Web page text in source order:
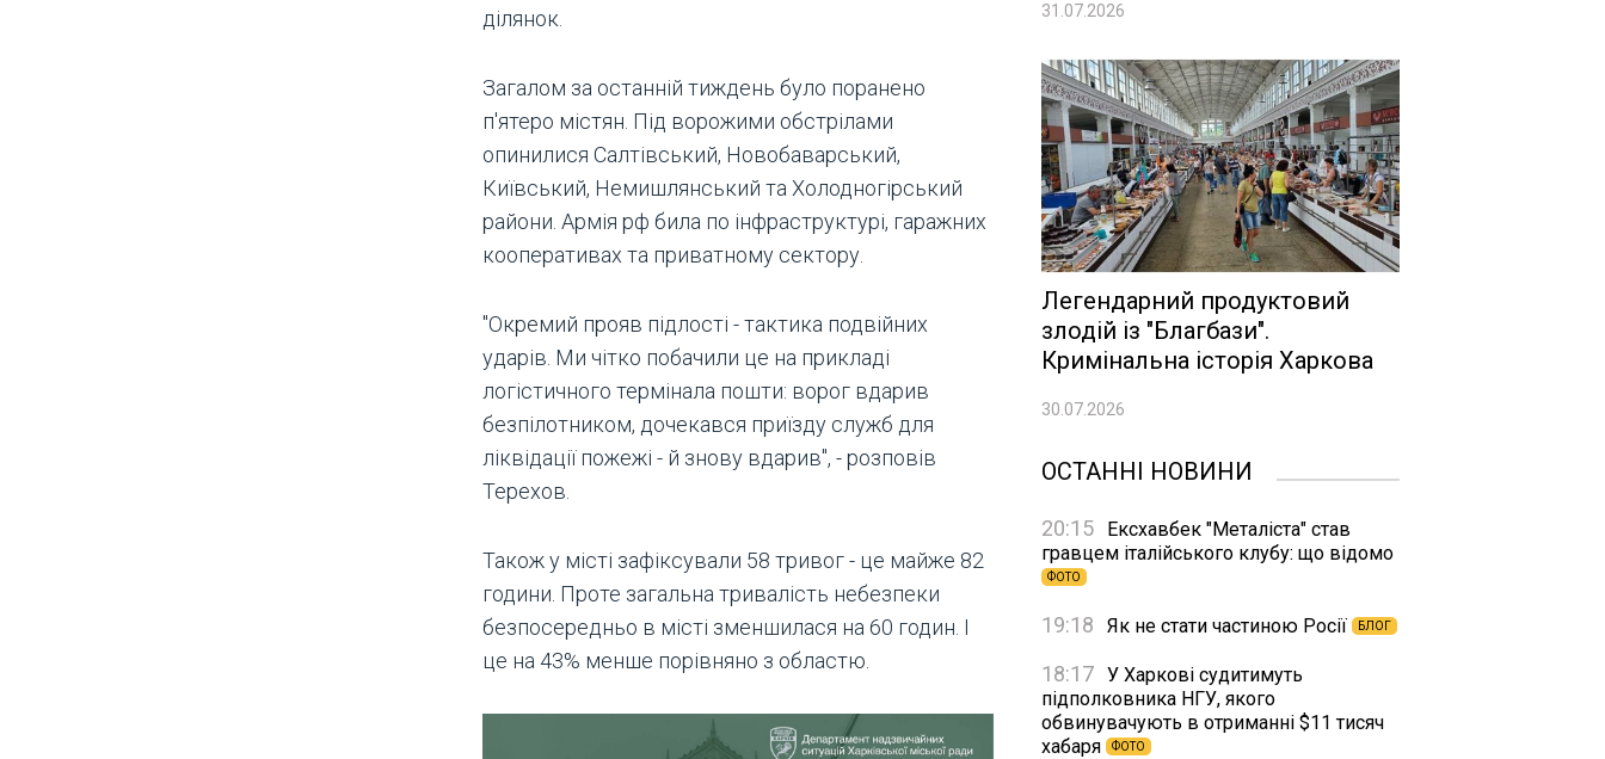
ділянок.
Загалом за останній тиждень було поранено
п'ятеро містян. Під ворожими обстрілами
опинилися Салтівський, Новобаварський,
Київський, Немишлянський та Холодногірський
райони. Армія рф била по інфраструктурі, гаражних
кооперативах та приватному сектору.
"Окремий прояв підлості - тактика подвійних
ударів. Ми чітко побачили це на прикладі
логістичного термінала пошти: ворог вдарив
безпілотником, дочекався приїзду служб для
ліквідації пожежі - й знову вдарив", - розповів
Терехов.
Також у місті зафіксували 58 тривог - це майже 82
години. Проте загальна тривалість небезпеки
безпосередньо в місті зменшилася на 60 годин. І
це на 43% менше порівняно з областю.
31.07.2026
Легендарний продуктовий
злодій із "Благбази".
Кримінальна історія Харкова
30.07.2026
ОСТАННІ НОВИНИ
20:15
Ексхавбек "Металіста" став
гравцем італійського клубу: що відомо
ФОТО
19:18 Як не стати частиною Росії БЛОГ
18:17 У Харкові судитимуть
підполковника НГУ, якого
обвинувачують в отриманні $11 тисяч
хабаря
ФОТО